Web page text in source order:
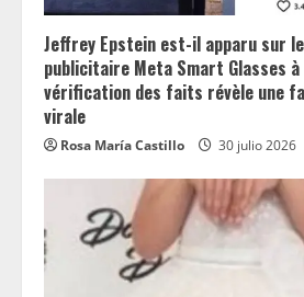
Jeffrey Epstein est-il apparu sur
publicitaire Meta Smart Glasses à
vérification des faits révèle une
virale
Rosa María Castillo 30 julio 2026